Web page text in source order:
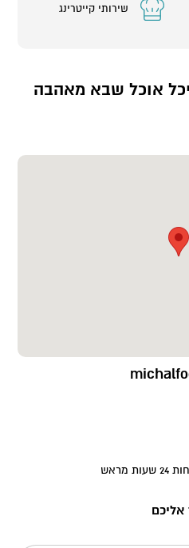
שירותי קייטרינג
אוכל שבא מאהבה
מראש
אליכם